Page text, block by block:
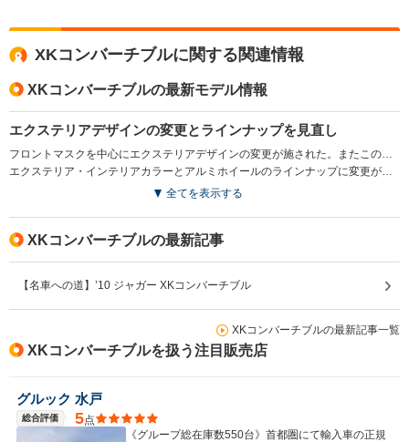
XKコンバーチブルに関する関連情報
XKコンバーチブルの最新モデル情報
エクステリアデザインの変更とラインナップを見直し
フロントマスクを中心にエクステリアデザインの変更が施された。またこの変更を機に、多彩なインテリアチョイスが魅力で5LのV8エンジンを搭載したXKポートフォリオコンバーチブルに集約された。(2011.11)
エクステリア・インテリアカラーとアルミホイールのラインナップに変更が加えられた(2012.6）
全てを表示する
XKコンバーチブルの最新記事
【名車への道】’10 ジャガー XKコンバーチブル
XKコンバーチブルの最新記事一覧
XKコンバーチブルを扱う注目販売店
グルック 水戸
総合評価 5点
《グループ総在庫数550台》首都圏にて輸入車の正規